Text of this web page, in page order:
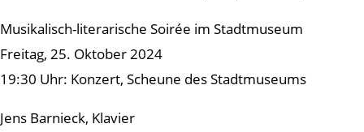
Musikalisch-literarische Soirée im Stadtmuseum
Freitag, 25. Oktober 2024
19:30 Uhr: Konzert, Scheune des Stadtmuseums
Jens Barnieck, Klavier